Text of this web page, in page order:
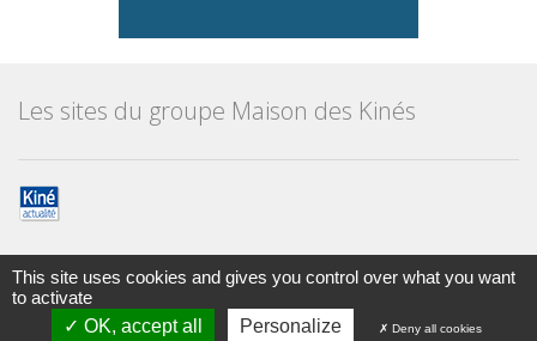
Les sites du groupe Maison des Kinés
Maison des kinésithérapeutes
This site uses cookies and gives you control over what you want
to activate
OK, accept all
Personalize Deny all cookies